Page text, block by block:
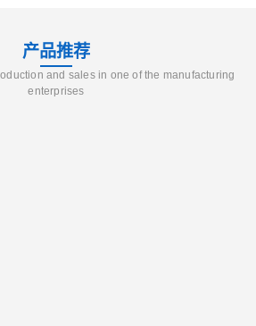
产品推荐
and sales in one of the manufacturing
enterprises